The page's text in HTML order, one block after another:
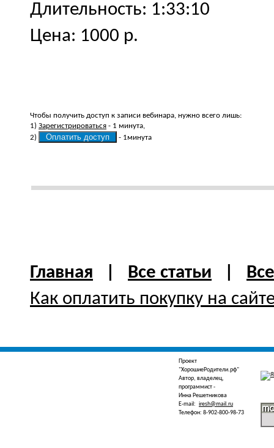
Длительность: 1:33:10
Цена: 1000 р.
Чтобы получить доступ к записи вебинара, нужно всего лишь:
1) Зарегистрироваться - 1 минута,
2)
- 1минута
Главная Все статьи
Как оплатить покупку на
Проект
"ХорошиеРодители.рф"
Автор, владелец,
программист -
Инна Решетникова
E-mail: iresh@mail.ru
Телефон: 8-902-800-98-73